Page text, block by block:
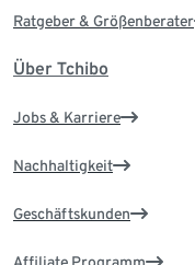
Ratgeber & Größenberater
Über Tchibo
Jobs & Karriere
Nachhaltigkeit
Geschäftskunden